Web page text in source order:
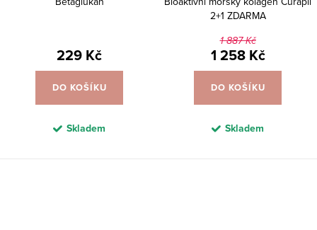
229 Kč
DO KOŠÍKU
Skladem
2+1 ZDARMA
1 887 Kč
1 258 Kč
DO KOŠÍKU
Skladem